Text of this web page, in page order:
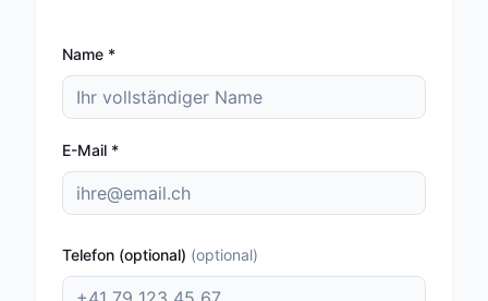
Name *
E-Mail *
Telefon (optional) (optional)